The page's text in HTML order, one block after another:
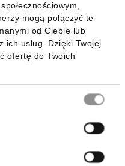
mogą połączyć te
od Ciebie lub
ich usług. Dzięki Twojej
ofertę do Twoich
mobilną: